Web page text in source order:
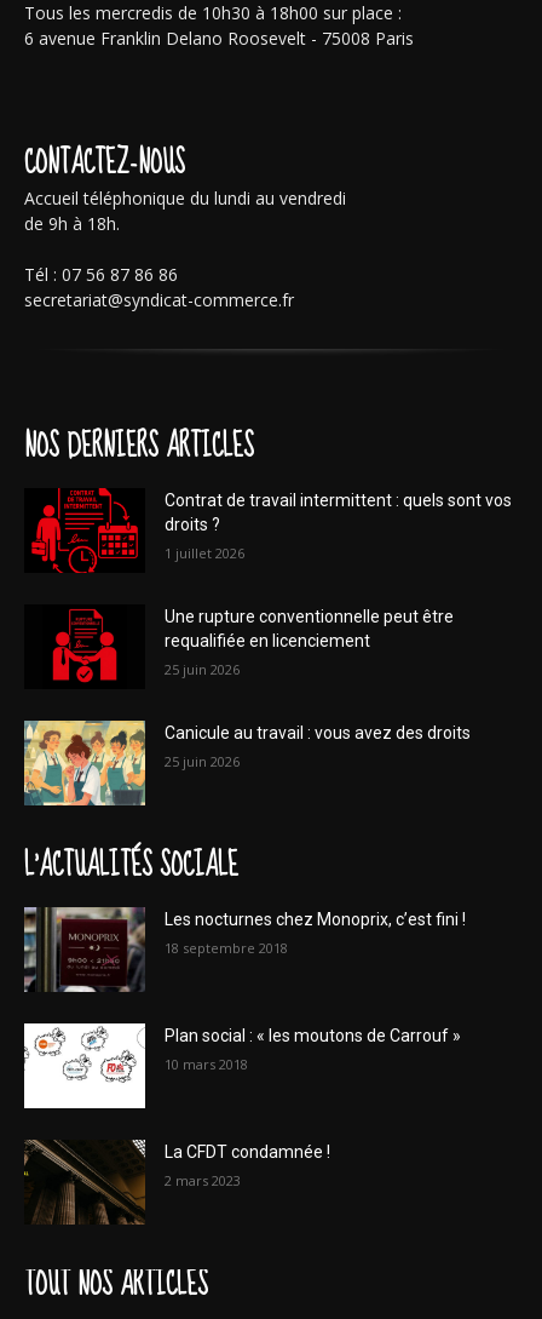
Tous les mercredis de 10h30 à 18h00 sur place :
6 avenue Franklin Delano Roosevelt - 75008 Paris
CONTACTEZ-NOUS
Accueil téléphonique du lundi au vendredi
de 9h à 18h.
Tél : 07 56 87 86 86
secretariat@syndicat-commerce.fr
NOS DERNIERS ARTICLES
Contrat de travail intermittent : quels sont vos
droits ?
1 juillet 2026
Une rupture conventionnelle peut être
requalifiée en licenciement
25 juin 2026
Canicule au travail : vous avez des droits
25 juin 2026
L'ACTUALITÉS SOCIALE
Les nocturnes chez Monoprix, c’est fini !
18 septembre 2018
Plan social : « les moutons de Carrouf »
10 mars 2018
La CFDT condamnée !
2 mars 2023
TOUT NOS ARTICLES